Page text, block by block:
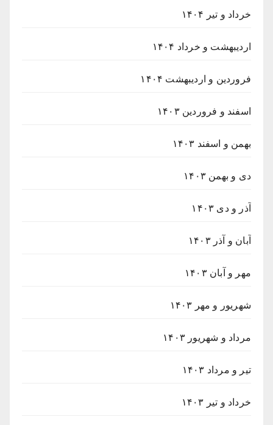
خرداد و تیر ۱۴۰۴
اردیبهشت و خرداد ۱۴۰۴
فروردین و اردیبهشت ۱۴۰۴
اسفند و فروردین ۱۴۰۳
بهمن و اسفند ۱۴۰۳
دی و بهمن ۱۴۰۳
آذر و دی ۱۴۰۳
آبان و آذر ۱۴۰۳
مهر و آبان ۱۴۰۳
شهریور و مهر ۱۴۰۳
مرداد و شهریور ۱۴۰۳
تیر و مرداد ۱۴۰۳
خرداد و تیر ۱۴۰۳